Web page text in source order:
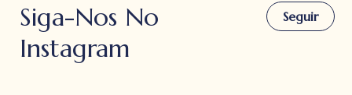
Siga-Nos No
Instagram
Seguir